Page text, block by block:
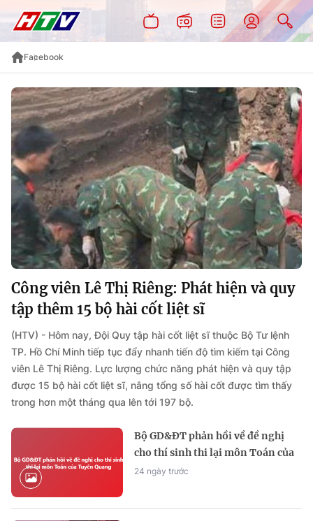
Facebook
Công viên Lê Thị Riêng: Phát hiện và quy
tập thêm 15 bộ hài cốt liệt sĩ
(HTV) - Hôm nay, Đội Quy tập hài cốt liệt sĩ thuộc Bộ Tư lệnh
TP. Hồ Chí Minh tiếp tục đẩy nhanh tiến độ tìm kiếm tại Công
viên Lê Thị Riêng. Lực lượng chức năng phát hiện và quy tập
được 15 bộ hài cốt liệt sĩ, nâng tổng số hài cốt được tìm thấy
trong hơn một tháng qua lên tới 197 bộ.
Bộ GD&ĐT phản hồi về đề nghị
cho thí sinh thi lại môn Toán của
tỉnh Tuyên Quang
24 ngày trước